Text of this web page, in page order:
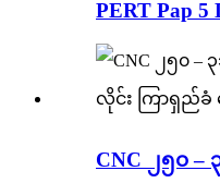
PERT Pap 5
CNC ၂၅၀